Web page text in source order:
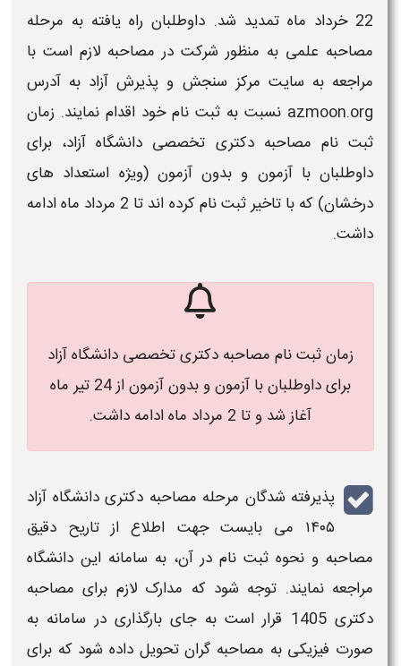
22 خرداد ماه تمدید شد.
داوطلبان راه یافته به مرحله
مصاحبه علمی به منظور شرکت در مصاحبه لازم است با
مراجعه به سایت مرکز سنجش و پذیرش آزاد به آدرس
azmoon.org نسبت به ثبت نام خود اقدام نمایند.
زمان
ثبت نام مصاحبه دکتری تخصصی دانشگاه آزاد، برای
داوطلبان با آزمون و بدون آزمون (ویژه استعداد های
درخشان) که با تاخیر ثبت ‌نام کرده ‌اند تا 2 مرداد ماه ادامه
داشت.
زمان ثبت نام مصاحبه دکتری تخصصی دانشگاه آزاد
برای داوطلبان با آزمون و بدون آزمون از 24 تیر ماه
آغاز شد و تا 2 مرداد ماه ادامه داشت.
پذیرفته شدگان مرحله مصاحبه دکتری دانشگاه آزاد
۱۴۰۵ می بایست جهت اطلاع از تاریح دقیق
مصاحبه و نحوه ثبت نام در آن، به سامانه این دانشگاه
مراجعه نمایند. توجه شود که مدارک لازم برای مصاحبه
دکتری 1405
قرار است به جای بارگذاری در سامانه به
صورت فیزیکی به مصاحبه گران تحویل داده شود که برای